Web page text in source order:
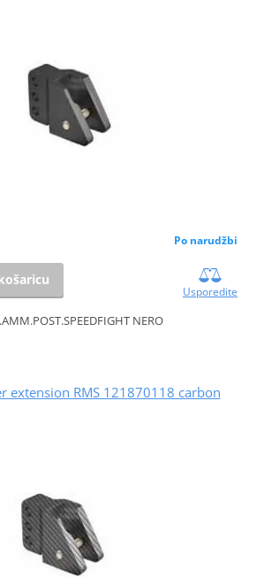
Po narudžbi
Usporedite
NERO
extension RMS 121870118 carbon